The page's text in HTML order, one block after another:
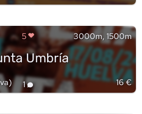
5 3000m, 1500m
Umbría
) 1 16 €